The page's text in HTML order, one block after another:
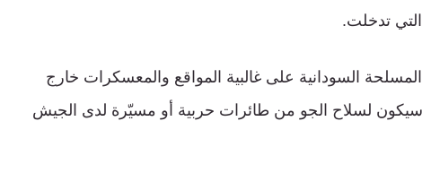
التي تدخلت.
السودانية على غالبية المواقع والمعسكرات خارج
سيكون لسلاح الجو من طائرات حربية أو مسيّرة لدى الجيش